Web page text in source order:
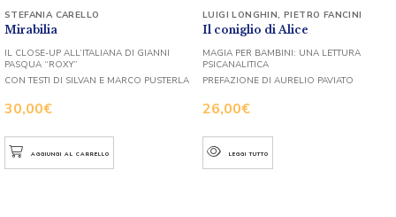
Mirabilia
30,00€
STEFANIA CARELLO
IL CLOSE-UP ALL’ITALIANA DI GIANNI
PASQUA “ROXY”
CON TESTI DI SILVAN E MARCO PUSTERLA
AGGIUNGI AL CARRELLO
Il coniglio di Alice
26,00€
LUIGI LONGHIN,PIETRO FANCINI
MAGIA PER BAMBINI: UNA LETTURA
PSICANALITICA
PREFAZIONE DI AURELIO PAVIATO
LEGGI TUTTO